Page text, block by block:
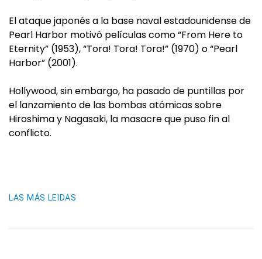
El ataque japonés a la base naval estadounidense de
Pearl Harbor motivó películas como “From Here to
Eternity” (1953), “Tora! Tora! Tora!” (1970) o “Pearl
Harbor” (2001).
Hollywood, sin embargo, ha pasado de puntillas por
el lanzamiento de las bombas atómicas sobre
Hiroshima y Nagasaki, la masacre que puso fin al
conflicto.
LAS MÁS LEIDAS